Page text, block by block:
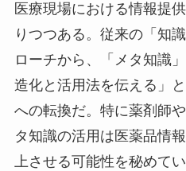
医療現場における情報提
りつつある。従来の「知
ローチから、「メタ知識
造化と活用法を伝える」
への転換だ。特に薬剤師
タ知識の活用は医薬品情
上させる可能性を秘めてい